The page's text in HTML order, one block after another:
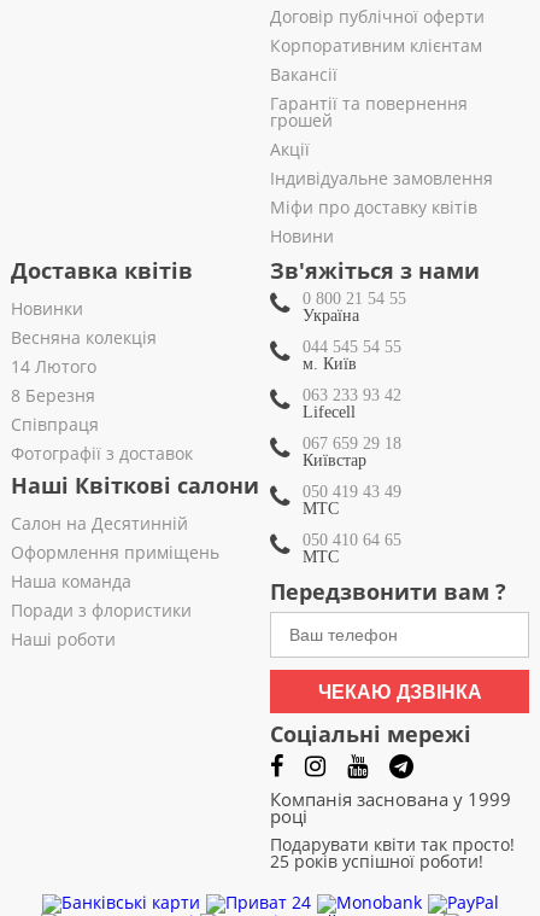
Договір публічної оферти
Корпоративним клієнтам
Вакансії
Гарантії та повернення
грошей
Акції
Індивідуальне замовлення
Міфи про доставку квітів
Новини
Доставка квітів
Новинки
Весняна колекція
14 Лютого
8 Березня
Співпраця
Фотографії з доставок
Наші Квіткові салони
Салон на Десятинній
Оформлення приміщень
Наша команда
Поради з флористики
Наші роботи
Зв'яжіться з нами
0 800 21 54 55
Україна
044 545 54 55
м. Київ
063 233 93 42
Lifecell
067 659 29 18
Київстар
050 419 43 49
МТС
050 410 64 65
МТС
Передзвонити вам ?
ЧЕКАЮ ДЗВІНКА
Соціальні мережі
Компанія заснована у 1999
році
Подарувати квіти так просто!
25 років успішної роботи!